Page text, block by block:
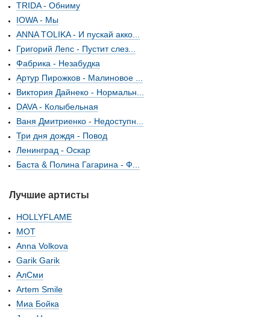
TRIDA - Обниму
IOWA - Мы
ANNA TOLIKA - И пускай акко...
Григорий Лепс - Пустит слез...
Фабрика - Незабудка
Артур Пирожков - Малиновое ...
Виктория Дайнеко - Нормальн...
DAVA - Колыбельная
Ваня Дмитриенко - Недоступн...
Три дня дождя - Повод
Ленинград - Оскар
Баста & Полина Гагарина - Ф...
Лучшие артисты
HOLLYFLAME
МОТ
Anna Volkova
Garik Garik
АлСми
Artem Smile
Миа Бойка